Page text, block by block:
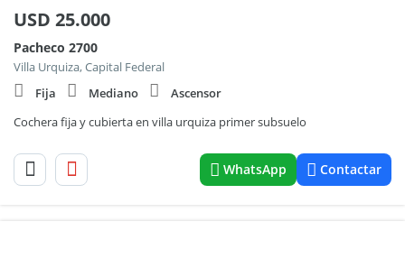
USD 25.000
Pacheco 2700
Villa Urquiza, Capital Federal
Fija
Mediano
Ascensor
Cochera fija y cubierta en villa urquiza primer subsuelo
WhatsApp Contactar